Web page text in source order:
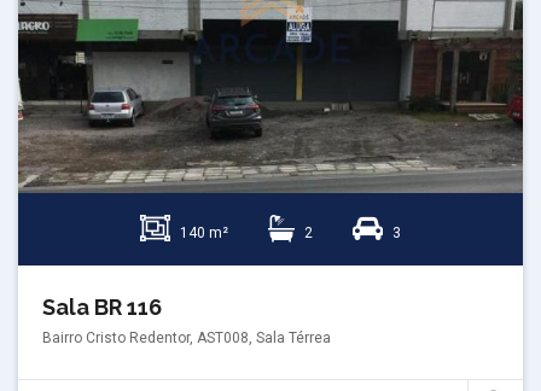
140 m² 2 3
Sala BR 116
Bairro Cristo Redentor, AST008, Sala Térrea